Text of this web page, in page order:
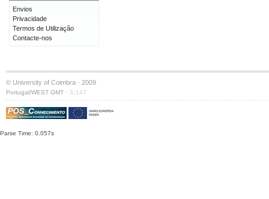
Envios
Privacidade
Termos de Utilização
Contacte-nos
© University of Coimbra · 2009
Portugal/WEST GMT · S:147
Parse Time: 0.057s